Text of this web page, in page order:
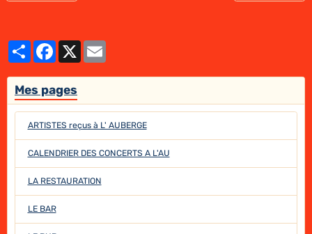
PartagerFacebook
X
Mes pages
ARTISTES reçus à L' AUBERGE
CALENDRIER DES CONCERTS A L'AU
LA RESTAURATION
LE BAR